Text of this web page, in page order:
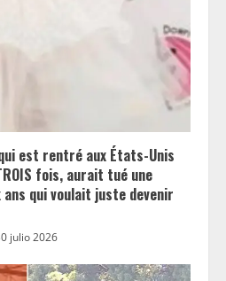
est rentré aux États-Unis
fois, aurait tué une
qui voulait juste devenir
julio 2026